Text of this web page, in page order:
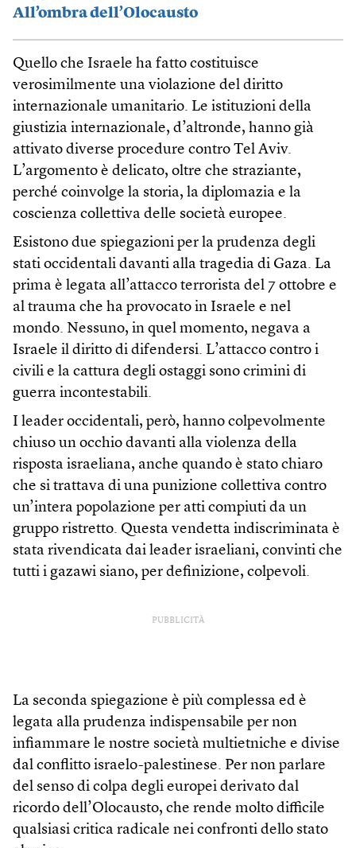
All’ombra dell’Olocausto
Quello che Israele ha fatto costituisce
verosimilmente una violazione del diritto
internazionale umanitario. Le istituzioni della
giustizia internazionale, d’altronde, hanno già
attivato diverse procedure contro Tel Aviv.
L’argomento è delicato, oltre che straziante,
perché coinvolge la storia, la diplomazia e la
coscienza collettiva delle società europee.
Esistono due spiegazioni per la prudenza degli
stati occidentali davanti alla tragedia di Gaza. La
prima è legata all’attacco terrorista del 7 ottobre e
al trauma che ha provocato in Israele e nel
mondo. Nessuno, in quel momento, negava a
Israele il diritto di difendersi. L’attacco contro i
civili e la cattura degli ostaggi sono crimini di
guerra incontestabili.
I leader occidentali, però, hanno colpevolmente
chiuso un occhio davanti alla violenza della
risposta israeliana, anche quando è stato chiaro
che si trattava di una punizione collettiva contro
un’intera popolazione per atti compiuti da un
gruppo ristretto. Questa vendetta indiscriminata è
stata rivendicata dai leader israeliani, convinti che
tutti i gazawi siano, per definizione, colpevoli.
PUBBLICITÀ
La seconda spiegazione è più complessa ed è
legata alla prudenza indispensabile per non
infiammare le nostre società multietniche e divise
dal conflitto israelo-palestinese. Per non parlare
del senso di colpa degli europei derivato dal
ricordo dell’Olocausto, che rende molto difficile
qualsiasi critica radicale nei confronti dello stato